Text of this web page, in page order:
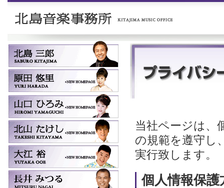
当社ページは、
の規範を遵守し
実行致します。
個人情報保護